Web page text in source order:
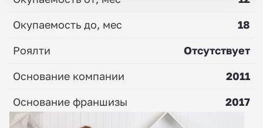
Окупаемость до, мес
18
Роялти
Отсутствует
Основание компании
2011
Основание франшизы
2017